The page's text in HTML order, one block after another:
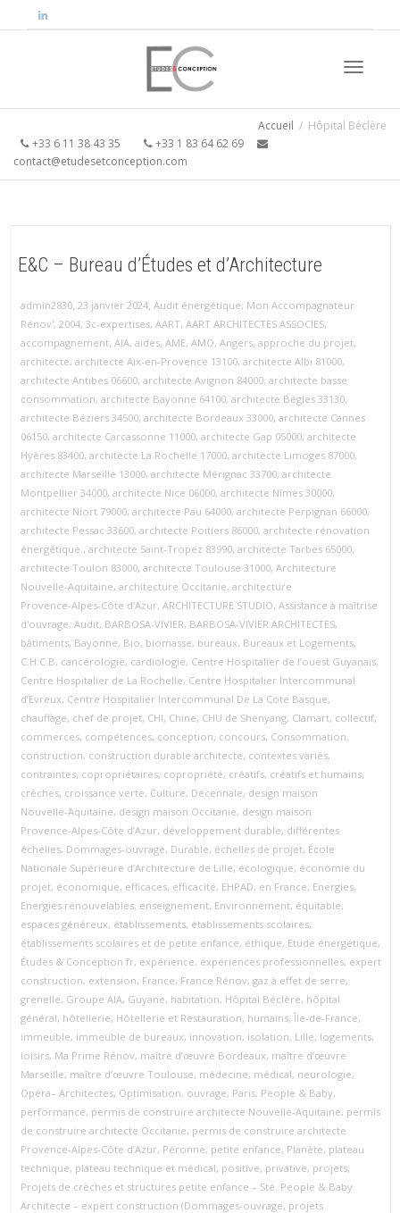
Accueil
Hôpital Béclère
+33 6 11 38 43 35
+33 1 83 64 62 69
contact@etudesetconception.com
E&C – Bureau d’Études et d’Architecture
admin2830, 23 janvier 2024, Audit énergétique, Mon Accompagnateur
Rénov', 2004, 3c-expertises, AART, AART ARCHITECTES ASSOCIES,
accompagnement, AIA, aides, AME, AMO, Angers, approche du projet,
architecte, architecte Aix‑en‑Provence 13100, architecte Albi 81000,
architecte Antibes 06600, architecte Avignon 84000, architecte basse
consommation, architecte Bayonne 64100, architecte Bègles 33130,
architecte Béziers 34500, architecte Bordeaux 33000, architecte Cannes
06150, architecte Carcassonne 11000, architecte Gap 05000, architecte
Hyères 83400, architecte La Rochelle 17000, architecte Limoges 87000,
architecte Marseille 13000, architecte Mérignac 33700, architecte
Montpellier 34000, architecte Nice 06000, architecte Nîmes 30000,
architecte Niort 79000, architecte Pau 64000, architecte Perpignan 66000,
architecte Pessac 33600, architecte Poitiers 86000, architecte rénovation
énergétique., architecte Saint‑Tropez 83990, architecte Tarbes 65000,
architecte Toulon 83000, architecte Toulouse 31000, Architecture
Nouvelle‑Aquitaine, architecture Occitanie, architecture
Provence‑Alpes‑Côte d’Azur, ARCHITECTURE STUDIO, Assistance à maîtrise
d'ouvrage, Audit, BARBOSA-VIVIER, BARBOSA-VIVIER ARCHITECTES,
bâtiments, Bayonne, Bio, biomasse, bureaux, Bureaux et Logements,
C.H.C.B, cancérologie, cardiologie, Centre Hospitalier de l’ouest Guyanais,
Centre Hospitalier de La Rochelle, Centre Hospitalier Intercommunal
d’Evreux, Centre Hospitalier Intercommunal De La Cote Basque,
chauffage, chef de projet, CHI, Chine, CHU de Shenyang, Clamart, collectif,
commerces, compétences, conception, concours, Consommation,
construction, construction durable architecte, contextes variés,
contraintes, copropriétaires, copropriété, créatifs, créatifs et humains,
crèches, croissance verte, Culture, Décennale, design maison
Nouvelle‑Aquitaine, design maison Occitanie, design maison
Provence‑Alpes‑Côte d’Azur, développement durable, différentes
échelles, Dommages-ouvrage, Durable, échelles de projet, École
Nationale Supérieure d’Architecture de Lille, écologique, économie du
projet, économique, efficaces, efficacité, EHPAD, en France, Energies,
Energies renouvelables, enseignement, Environnement, équitable,
espaces généreux, établissements, établissements scolaires,
établissements scolaires et de petite enfance, éthique, Etude énergétique,
Études & Conception fr, expérience, expériences professionnelles, expert
construction, extension, France, France Rénov, gaz à effet de serre,
grenelle, Groupe AIA, Guyane, habitation, Hôpital Béclère, hôpital
général, hôtellerie, Hôtellerie et Restauration, humains, Île-de-France,
immeuble, immeuble de bureaux, innovation, isolation, Lille, logements,
loisirs, Ma Prime Rénov, maître d’œuvre Bordeaux, maître d’œuvre
Marseille, maître d’œuvre Toulouse, médecine, médical, neurologie,
Opéra– Architectes, Optimisation, ouvrage, Paris, People & Baby,
performance, permis de construire architecte Nouvelle‑Aquitaine, permis
de construire architecte Occitanie, permis de construire architecte
Provence‑Alpes‑Côte d’Azur, Péronne, petite enfance, Planète, plateau
technique, plateau technique et médical, positive, privative, projets,
Projets de crèches et structures petite enfance – Sté. People & Baby.
Architecte – expert construction (Dommages-ouvrage, projets